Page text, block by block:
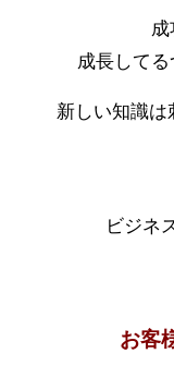
成
成長してる
新しい知識は
ビジネ
お客